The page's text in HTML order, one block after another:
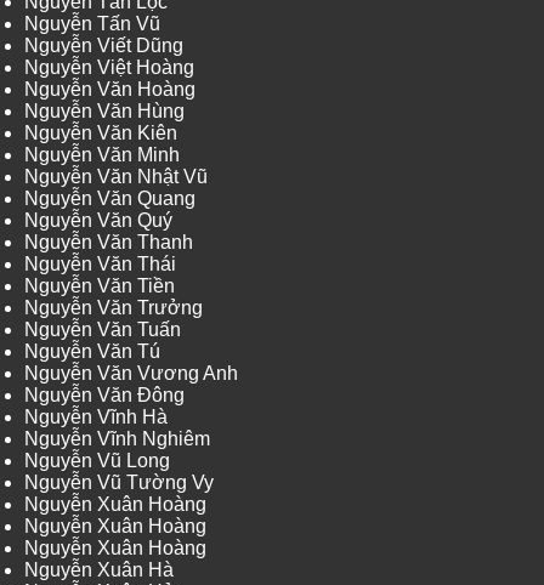
Nguyễn Tấn Vũ
Nguyễn Viết Dũng
Nguyễn Việt Hoàng
Nguyễn Văn Hoàng
Nguyễn Văn Hùng
Nguyễn Văn Kiên
Nguyễn Văn Minh
Nguyễn Văn Nhật Vũ
Nguyễn Văn Quang
Nguyễn Văn Quý
Nguyễn Văn Thanh
Nguyễn Văn Thái
Nguyễn Văn Tiền
Nguyễn Văn Trưởng
Nguyễn Văn Tuấn
Nguyễn Văn Tú
Nguyễn Văn Vương Anh
Nguyễn Văn Đông
Nguyễn Vĩnh Hà
Nguyễn Vĩnh Nghiêm
Nguyễn Vũ Long
Nguyễn Vũ Tường Vy
Nguyễn Xuân Hoàng
Nguyễn Xuân Hoàng
Nguyễn Xuân Hoàng
Nguyễn Xuân Hà